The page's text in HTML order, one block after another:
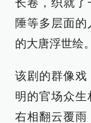
长卷，织就了
陲等多层面
的大唐浮世绘。
该剧的群像戏
明的官场众生
右相翻云覆雨